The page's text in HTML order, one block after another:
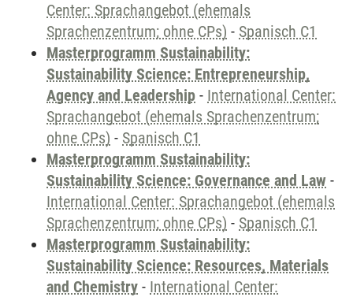
Center: Sprachangebot (ehemals
Sprachenzentrum; ohne CPs) - Spanisch C1
Masterprogramm Sustainability:
Sustainability Science: Entrepreneurship,
Agency and Leadership - International Center:
Sprachangebot (ehemals Sprachenzentrum;
ohne CPs) - Spanisch C1
Masterprogramm Sustainability:
Sustainability Science: Governance and Law -
International Center: Sprachangebot (ehemals
Sprachenzentrum; ohne CPs) - Spanisch C1
Masterprogramm Sustainability:
Sustainability Science: Resources, Materials
and Chemistry - International Center: